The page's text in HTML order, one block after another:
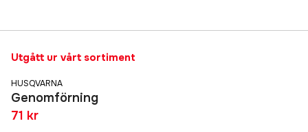
Utgått ur vårt sortiment
HUSQVARNA
Genomförning
71 kr